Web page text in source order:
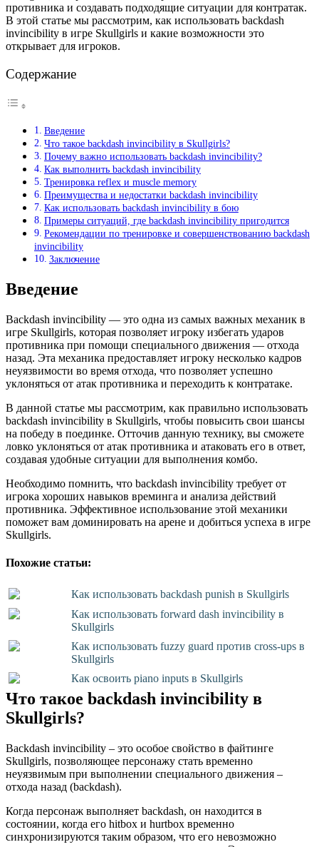
противника и создавать подходящие ситуации для контратак.
В этой статье мы рассмотрим, как использовать backdash
invincibility в игре Skullgirls и какие возможности это
открывает для игроков.
Содержание
Введение
Что такое backdash invincibility в Skullgirls?
Почему важно использовать backdash invincibility?
Как выполнить backdash invincibility
Тренировка reflex и muscle memory
Преимущества и недостатки backdash invincibility
Как использовать backdash invincibility в бою
Примеры ситуаций, где backdash invincibility пригодится
Рекомендации по тренировке и совершенствованию backdash
invincibility
Заключение
Введение
Backdash invincibility — это одна из самых важных механик в
игре Skullgirls, которая позволяет игроку избегать ударов
противника при помощи специального движения — отхода
назад. Эта механика предоставляет игроку несколько кадров
неуязвимости во время отхода, что позволяет успешно
уклоняться от атак противника и переходить к контратаке.
В данной статье мы рассмотрим, как правильно использовать
backdash invincibility в Skullgirls, чтобы повысить свои шансы
на победу в поединке. Отточив данную технику, вы сможете
ловко уклоняться от атак противника и атаковать его в ответ,
создавая удобные ситуации для выполнения комбо.
Необходимо помнить, что backdash invincibility требует от
игрока хороших навыков времинга и анализа действий
противника. Эффективное использование этой механики
поможет вам доминировать на арене и добиться успеха в игре
Skullgirls.
Похожие статьи:
Как использовать backdash punish в Skullgirls
Как использовать forward dash invincibility в
Skullgirls
Как использовать fuzzy guard против cross-ups в
Skullgirls
Как освоить piano inputs в Skullgirls
Что такое backdash invincibility в
Skullgirls?
Backdash invincibility – это особое свойство в файтинге
Skullgirls, позволяющее персонажу стать временно
неуязвимым при выполнении специального движения –
отхода назад (backdash).
Когда персонаж выполняет backdash, он находится в
состоянии, когда его hitbox и hurtbox временно
синхронизируются таким образом, что его невозможно